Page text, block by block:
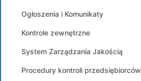
Ogłoszenia i Komunikaty
Kontrole zewnętrzne
System Zarządzania Jakością
Procedury kontroli przedsiębiorców